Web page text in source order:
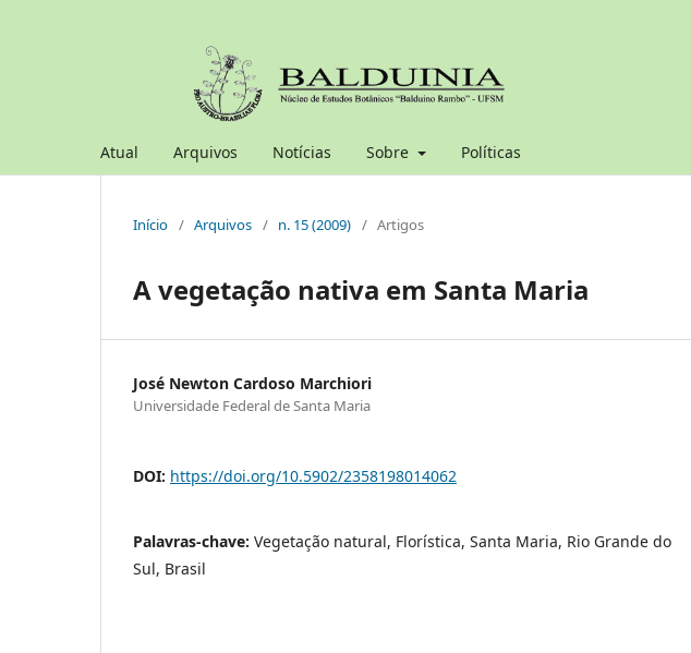
Atual Arquivos Notícias Sobre Políticas
Início / Arquivos / n. 15 (2009) / Artigos
A vegetação nativa em Santa Maria
José Newton Cardoso Marchiori
Universidade Federal de Santa Maria
DOI: https://doi.org/10.5902/2358198014062
Palavras-chave: Vegetação natural, Florística, Santa Maria, Rio Grande do
Sul, Brasil